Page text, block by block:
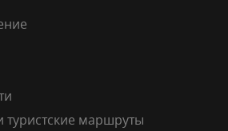
туристские маршруты